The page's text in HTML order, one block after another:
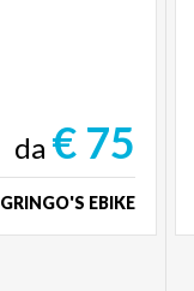
da € 75
GRINGO'S EBIKE